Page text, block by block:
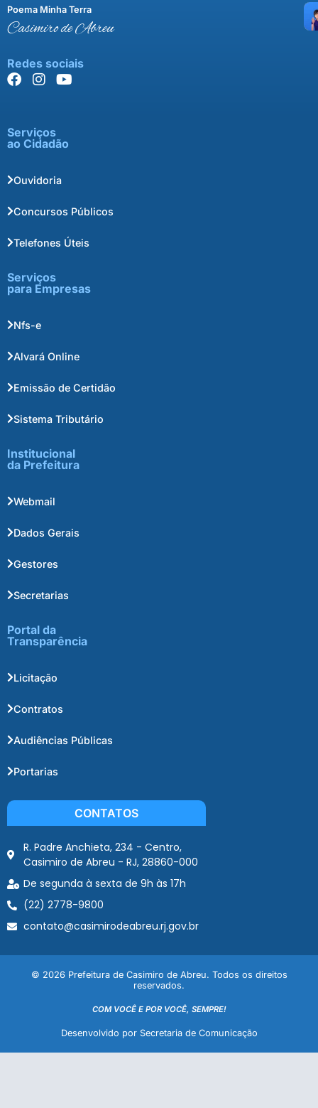
Poema Minha Terra
Casimiro de Abreu
Redes sociais
Serviços
ao Cidadão
Ouvidoria
Concursos Públicos
Telefones Úteis
Serviços
para Empresas
Nfs-e
Alvará Online
Emissão de Certidão
Sistema Tributário
Institucional
da Prefeitura
Webmail
Dados Gerais
Gestores
Secretarias
Portal da
Transparência
Licitação
Contratos
Audiências Públicas
Portarias
CONTATOS
R. Padre Anchieta, 234 - Centro,
Casimiro de Abreu - RJ, 28860-000
De segunda à sexta de 9h às 17h
(22) 2778-9800
contato@casimirodeabreu.rj.gov.br
© 2026 Prefeitura de Casimiro de Abreu. Todos os direitos
reservados.
COM VOCÊ E POR VOCÊ, SEMPRE!
Desenvolvido por Secretaria de Comunicação